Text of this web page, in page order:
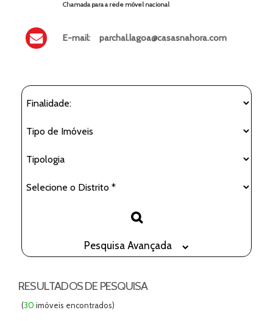
Chamada para a rede móvel nacional
E-mail: parchal.lagoa@casasnahora.com
Pesquisa Avançada
RESULTADOS DE PESQUISA
(30 imóveis encontrados)